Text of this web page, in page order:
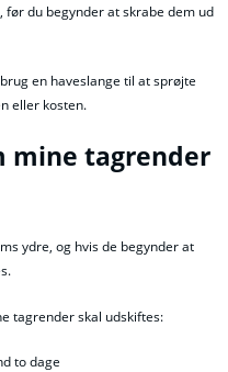
før du begynder at skrabe dem ud
en haveslange til at sprøjte
eller kosten.
mine tagrender
ydre, og hvis de begynder at
tagrender skal udskiftes:
to dage